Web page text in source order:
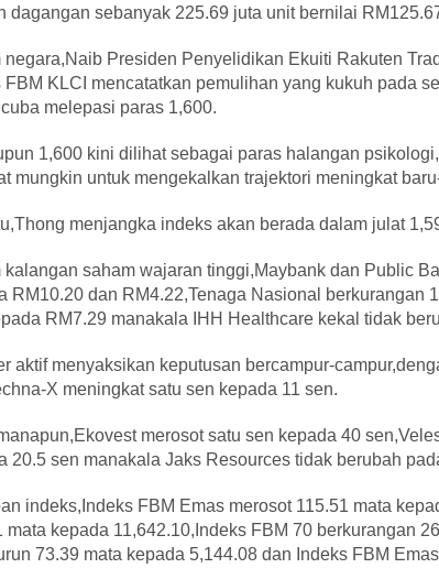
dagangan sebanyak 225.69 juta unit bernilai
negara,Naib Presiden Penyelidikan Ekuiti Rakuten
FBM KLCI mencatatkan pemulihan yang kukuh pada
melepasi paras 1,600.
1,600 kini dilihat sebagai paras halangan
mungkin untuk mengekalkan trajektori meningkat
menjangka indeks akan berada dalam julat
kalangan saham wajaran tinggi,Maybank dan Public
RM10.20 dan RM4.22,Tenaga Nasional berkurangan
RM7.29 manakala IHH Healthcare kekal tidak
aktif menyaksikan keputusan bercampur-
X meningkat satu sen kepada 11 sen.
merosot satu sen kepada 40
20.5 sen manakala Jaks Resources tidak berubah
indeks,Indeks FBM Emas merosot 115.51 mata
mata kepada 11,642.10,Indeks FBM 70 berkurangan
73.39 mata kepada 5,144.08 dan Indeks FBM